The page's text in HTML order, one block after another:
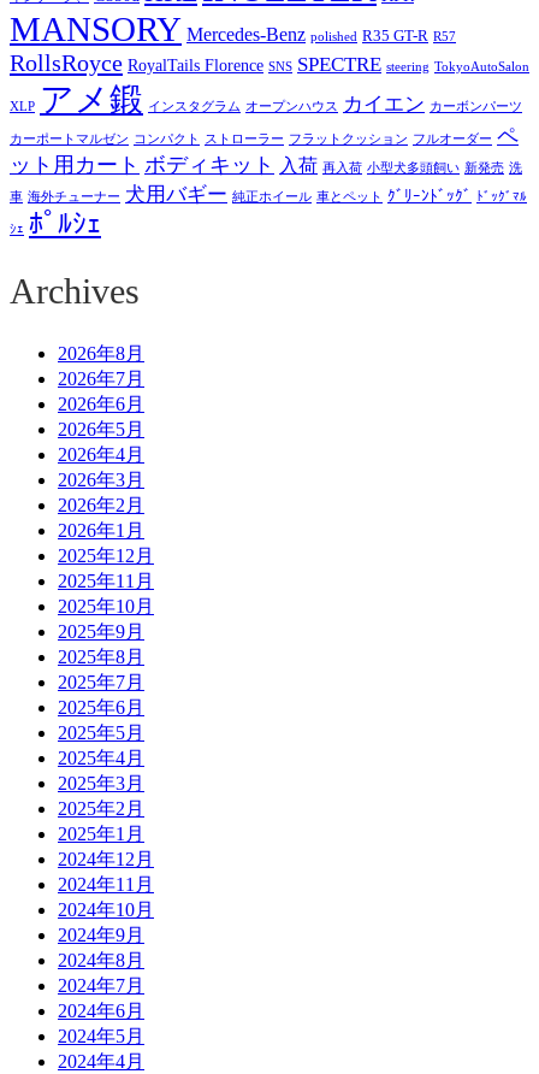
MANSORY Mercedes-Benz polished R35 GT-R R57
RollsRoyce RoyalTails Florence SNS SPECTRE steering TokyoAutoSalon
XLP アメ鍛 インスタグラム オープンハウス カイエン カーボンパーツ
カーポートマルゼン コンパクト ストローラー フラットクッション フルオーダー ペ
ット用カート ボディキット 入荷 再入荷 小型犬多頭飼い 新発売 洗
車 海外チューナー 犬用バギー 純正ホイール 車とペット ｸﾞﾘｰﾝﾄﾞｯｸﾞ ﾄﾞｯｸﾞﾏﾙ
ｼｪ ﾎﾟﾙｼｪ
Archives
2026年8月
2026年7月
2026年6月
2026年5月
2026年4月
2026年3月
2026年2月
2026年1月
2025年12月
2025年11月
2025年10月
2025年9月
2025年8月
2025年7月
2025年6月
2025年5月
2025年4月
2025年3月
2025年2月
2025年1月
2024年12月
2024年11月
2024年10月
2024年9月
2024年8月
2024年7月
2024年6月
2024年5月
2024年4月